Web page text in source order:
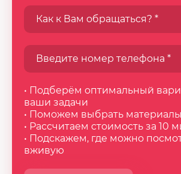
• Подберём оптимальный
ваши задачи
• Поможем выбрать
• Рассчитаем стоимость за 10
• Подскажем, где можно
вживую